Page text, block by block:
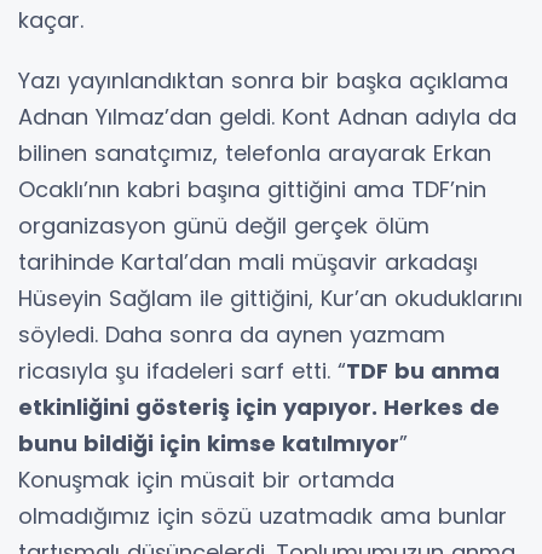
kaçar.
Yazı yayınlandıktan sonra bir başka açıklama
Adnan Yılmaz’dan geldi. Kont Adnan adıyla da
bilinen sanatçımız, telefonla arayarak Erkan
Ocaklı’nın kabri başına gittiğini ama TDF’nin
organizasyon günü değil gerçek ölüm
tarihinde Kartal’dan mali müşavir arkadaşı
Hüseyin Sağlam ile gittiğini, Kur’an okuduklarını
söyledi. Daha sonra da aynen yazmam
ricasıyla şu ifadeleri sarf etti. “TDF bu anma
etkinliğini gösteriş için yapıyor. Herkes de
bunu bildiği için kimse katılmıyor”
Konuşmak için müsait bir ortamda
olmadığımız için sözü uzatmadık ama bunlar